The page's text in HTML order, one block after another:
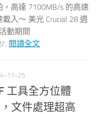
高達 7100MB/s 的高速
入～ 美光 Crucial 28 週
動期間
閱讀全文
11-25
工具全方位體
文件處理超高